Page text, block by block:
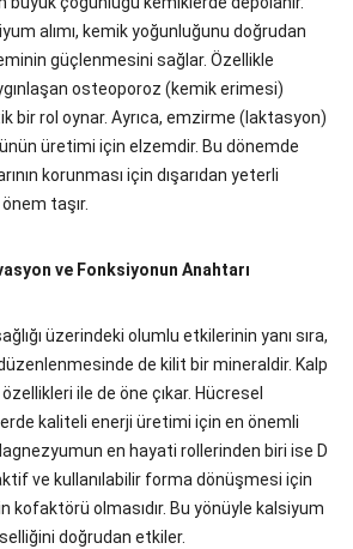
alımı, kemik yoğunluğunu doğrudan
güçlenmesini sağlar. Özellikle
osteoporoz (kemik erimesi)
bir rol oynar. Ayrıca, emzirme (laktasyon)
üretimi için elzemdir. Bu dönemde
korunması için dışarıdan yeterli
taşır.
ve Fonksiyonun Anahtarı
üzerindeki olumlu etkilerinin yanı sıra,
de kilit bir mineraldir. Kalp
ile de öne çıkar. Hücresel
kaliteli enerji üretimi için en önemli
en hayati rollerinden biri ise D
ve kullanılabilir forma dönüşmesi için
kofaktörü olmasıdır. Bu yönüyle kalsiyum
doğrudan etkiler.